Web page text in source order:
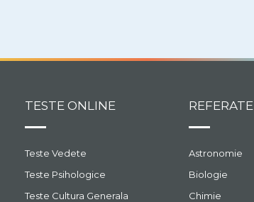
TESTE ONLINE
Teste Vedete
Teste Psihologice
Teste Cultura Generala
REFERATE
Astronomie
Biologie
Chimie